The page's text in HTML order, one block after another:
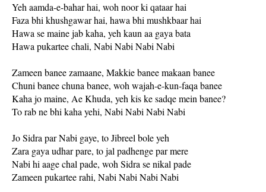
Yeh aamda-e-bahar hai, woh noor ki qataar hai
Faza bhi khushgawar hai, hawa bhi mushkbaar hai
Hawa se maine jab kaha, yeh kaun aa gaya bata
Hawa pukartee chali, Nabi Nabi Nabi Nabi
Zameen banee zamaane, Makkie banee makaan banee
Chuni banee chuna banee, woh wajah-e-kun-faqa banee
Kaha jo maine, Ae Khuda, yeh kis ke sadqe mein banee?
To rab ne bhi kaha yehi, Nabi Nabi Nabi Nabi
Jo Sidra par Nabi gaye, to Jibreel bole yeh
Zara gaya udhar pare, to jal padhenge par mere
Nabi hi aage chal pade, woh Sidra se nikal pade
Zameen pukartee rahi, Nabi Nabi Nabi Nabi